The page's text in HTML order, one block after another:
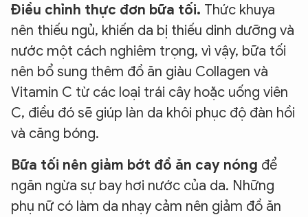
Điều chỉnh thực đơn bữa tối. Thức khuya
nên thiếu ngủ, khiến da bị thiếu dinh dưỡng và
nước một cách nghiêm trọng, vì vậy, bữa tối
nên bổ sung thêm đồ ăn giàu Collagen và
Vitamin C từ các loại trái cây hoặc uống viên
C, điều đó sẽ giúp làn da khôi phục độ đàn hồi
và căng bóng.
Bữa tối nên giảm bớt đồ ăn cay nóng để
ngăn ngừa sự bay hơi nước của da. Những
phụ nữ có làm da nhạy cảm nên giảm đồ ăn